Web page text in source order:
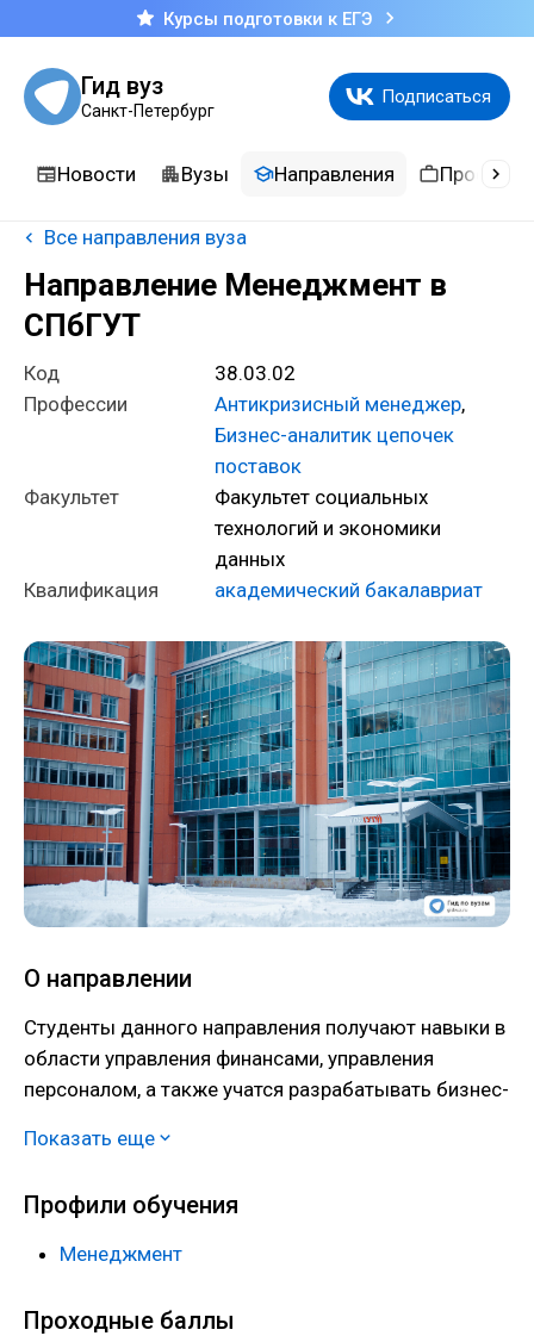
Курсы подготовки к ЕГЭ
Гид вуз
Санкт-Петербург
Подписаться
Новости Вузы Направления
Все направления вуза
Направление Менеджмент в
СПбГУТ
Код
38.03.02
Профессии
Антикризисный менеджер,
Бизнес-аналитик цепочек
поставок
Факультет
Факультет социальных
технологий и экономики
данных
Квалификация
академический бакалавриат
О направлении
Студенты данного направления получают навыки в
области управления финансами, управления
персоналом, а также учатся разрабатывать бизнес-
следующие позиции: руководитель предприятия,
маркетолог.
Показать еще
Профили обучения
Менеджмент
Проходные баллы